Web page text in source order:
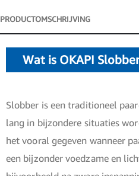
PRODUCTOMSCHRIJVING
Productomschrijving
Wat is OKAPI
Slobber is een traditioneel
lang in bijzondere situaties
het vooral gegeven wanneer
een bijzonder voedzame en